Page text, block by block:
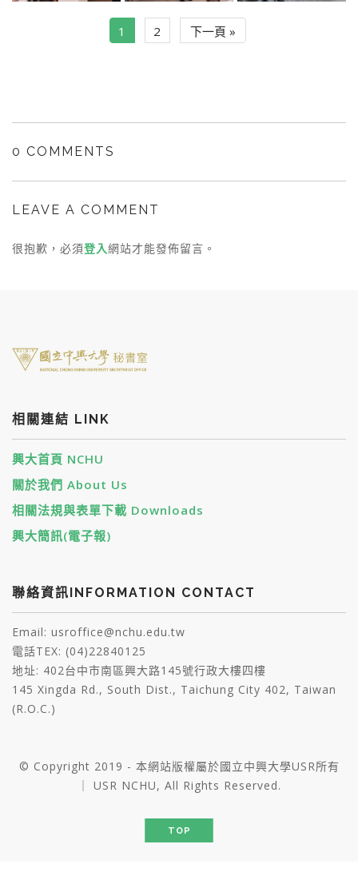
1 2 下一頁 »
0 COMMENTS
LEAVE A COMMENT
很抱歉，必須登入網站才能發佈留言。
相關連結 LINK
興大首頁 NCHU
關於我們 About Us
相關法規與表單下載 Downloads
興大簡訊(電子報)
聯絡資訊INFORMATION CONTACT
Email: usroffice@nchu.edu.tw
電話TEX: (04)22840125
地址: 402台中市南區興大路145號行政大樓四樓
145 Xingda Rd., South Dist., Taichung City 402, Taiwan
(R.O.C.)
© Copyright 2019 - 本網站版權屬於國立中興大學USR所有
｜ USR NCHU, All Rights Reserved.
TOP